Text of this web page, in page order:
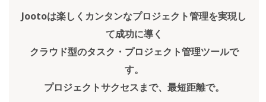
Jootoは楽しくカンタンなプロジェクト管理を実現し
て成功に導く
クラウド型のタスク・プロジェクト管理ツールで
す。
プロジェクトサクセスまで、最短距離で。